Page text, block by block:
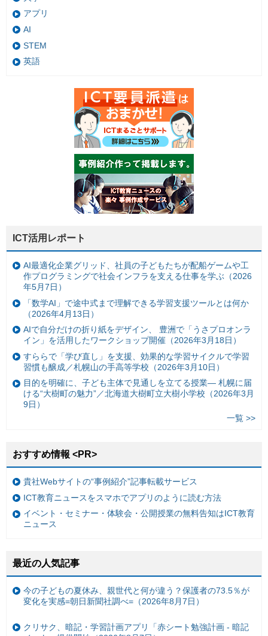
アプリ
AI
STEM
英語
ICT活用レポート
AI最適化企業グリッド、社員の子どもたちが配船ゲームや工
作プログラミングで社会インフラを支える仕事を学ぶ（2026
年5月7日）
「数学AI」で途中式まで理解できる学習支援ツールとは何か
（2026年4月13日）
AIで自分だけの折り紙をデザイン、 豊洲で「うさプロオンラ
イン」を活用したワークショップ開催（2026年3月18日）
すららで「学び直し」を支援、効果的な学習サイクルで学習
習慣も醸成／札幌山の手高等学校（2026年3月10日）
目的を明確に、子ども主体で見通しを立てる授業— 札幌に届
ける“大樹町の魅力”／北海道大樹町立大樹小学校（2026年3月
9日）
一覧 >>
おすすめ情報 <PR>
貴社Webサイトの“事例紹介”記事転載サービス
ICT教育ニュースをスマホでアプリのように読む方法
イベント・セミナー・体験会・公開授業の無料告知はICT教育
ニュース
最近の人気記事
今の子どもの夏休み、親世代と何が違う？保護者の73.5％が
変化を実感=朝日新聞社調べ=（2026年8月7日）
クリサク、暗記・学習計画アプリ「赤シート勉強計画 - 暗記